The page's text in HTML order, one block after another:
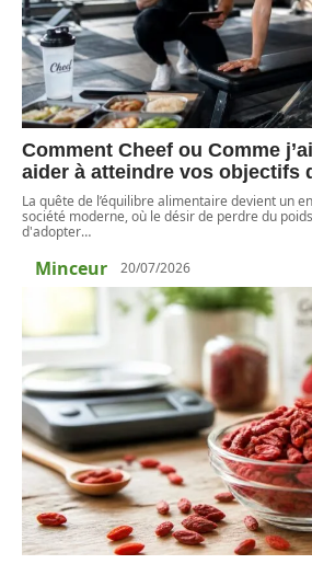
Comment Cheef ou Comme
aider à atteindre vos objectifs
La quête de l’équilibre alimentaire devient un
société moderne, où le désir de perdre du
d'adopter…
Minceur 20/07/2026